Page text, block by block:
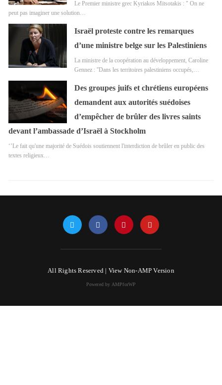
Le Premier ministre grec Kyriakos Mitsotakis : " On ne
peut pas imaginer une solution…
Israël proteste contre les remarques
d’une ministre belge sur les Palestiniens
La ministre de la coopération au développement, Caroline
Gennez : ''Dans les territoires palestiniens occupés,…
Des groupes juifs et chrétiens européens
demandent aux autorités suédoises
d’empêcher de brûler des livres saints
devant l’ambassade d’Israël à Stockholm
‘’Le fait qu'une majorité de Suédois soutiennent l'interdiction de brûler en public des
textes religieux…
All Rights Reserved | View Non-AMP Version
Powered by AMPforWP